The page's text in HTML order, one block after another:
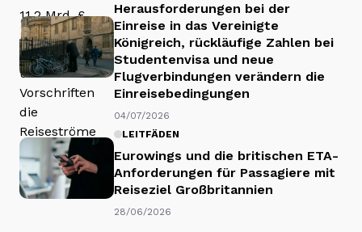
Herausforderungen bei der
Einreise in das Vereinigte
Königreich, rückläufige Zahlen bei
Studentenvisa und neue
Flugverbindungen verändern die
Einreisebedingungen
04/07/2026
LEITFÄDEN
Eurowings und die britischen ETA-
Anforderungen für Passagiere mit
Reiseziel Großbritannien
28/06/2026